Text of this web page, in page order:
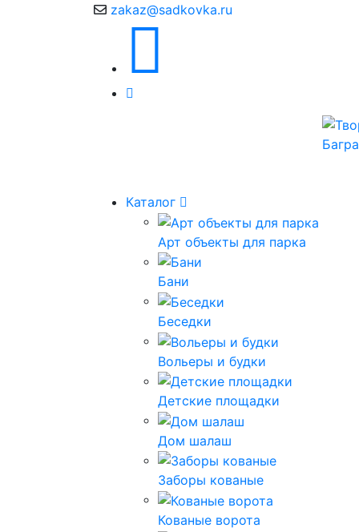
zakaz@sadkovka.ru
Каталог
Арт объекты для парка
Бани
Беседки
Вольеры и будки
Детские площадки
Дом шалаш
Заборы кованые
Кованые ворота